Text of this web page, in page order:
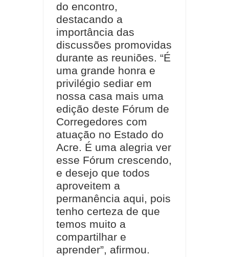
do encontro,
destacando a
importância das
discussões promovidas
durante as reuniões. “É
uma grande honra e
privilégio sediar em
nossa casa mais uma
edição deste Fórum de
Corregedores com
atuação no Estado do
Acre. É uma alegria ver
esse Fórum crescendo,
e desejo que todos
aproveitem a
permanência aqui, pois
tenho certeza de que
temos muito a
compartilhar e
aprender”, afirmou.